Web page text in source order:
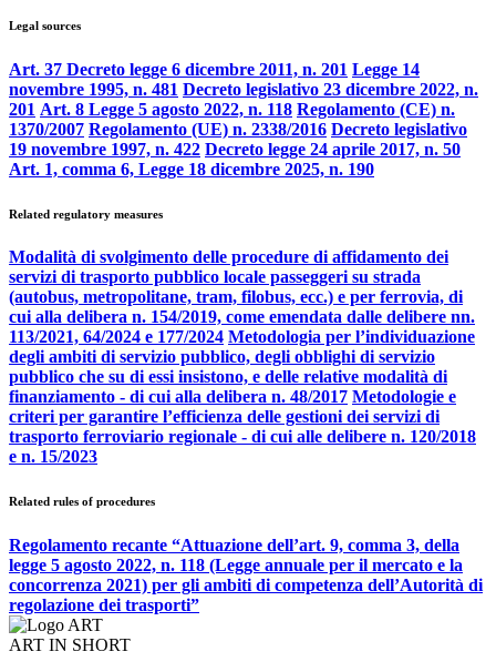
Legal sources
Art. 37 Decreto legge 6 dicembre 2011, n. 201 Legge 14
novembre 1995, n. 481 Decreto legislativo 23 dicembre 2022, n.
201 Art. 8 Legge 5 agosto 2022, n. 118 Regolamento (CE) n.
1370/2007 Regolamento (UE) n. 2338/2016 Decreto legislativo
19 novembre 1997, n. 422 Decreto legge 24 aprile 2017, n. 50
Art. 1, comma 6, Legge 18 dicembre 2025, n. 190
Related regulatory measures
Modalità di svolgimento delle procedure di affidamento dei
servizi di trasporto pubblico locale passeggeri su strada
(autobus, metropolitane, tram, filobus, ecc.) e per ferrovia, di
cui alla delibera n. 154/2019, come emendata dalle delibere nn.
113/2021, 64/2024 e 177/2024 Metodologia per l’individuazione
degli ambiti di servizio pubblico, degli obblighi di servizio
pubblico che su di essi insistono, e delle relative modalità di
finanziamento - di cui alla delibera n. 48/2017 Metodologie e
criteri per garantire l’efficienza delle gestioni dei servizi di
trasporto ferroviario regionale - di cui alle delibere n. 120/2018
e n. 15/2023
Related rules of procedures
Regolamento recante “Attuazione dell’art. 9, comma 3, della
legge 5 agosto 2022, n. 118 (Legge annuale per il mercato e la
concorrenza 2021) per gli ambiti di competenza dell’Autorità di
regolazione dei trasporti”
ART IN SHORT